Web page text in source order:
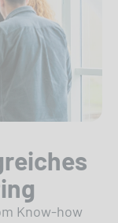
Know-how